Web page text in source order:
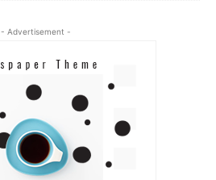
- Advertisement -